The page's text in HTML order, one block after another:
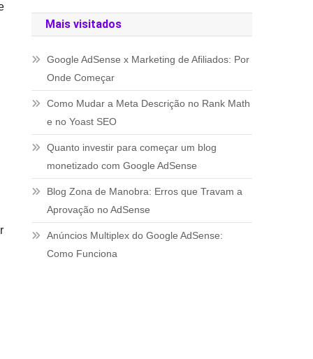
Mais visitados
Google AdSense x Marketing de Afiliados: Por
Onde Começar
Como Mudar a Meta Descrição no Rank Math
e no Yoast SEO
Quanto investir para começar um blog
monetizado com Google AdSense
Blog Zona de Manobra: Erros que Travam a
Aprovação no AdSense
Anúncios Multiplex do Google AdSense:
Como Funciona